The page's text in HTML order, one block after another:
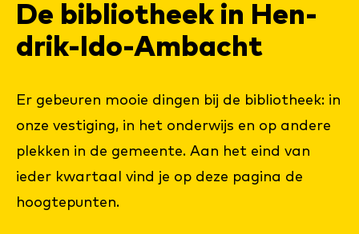
content
footer
De bi­bli­o­theek in Hen­
drik-Ido-Am­bacht
Er gebeuren mooie dingen bij de bibliotheek: in
onze vestiging, in het onderwijs en op andere
plekken in de gemeente. Aan het eind van
ieder kwartaal vind je op deze pagina de
hoogtepunten.